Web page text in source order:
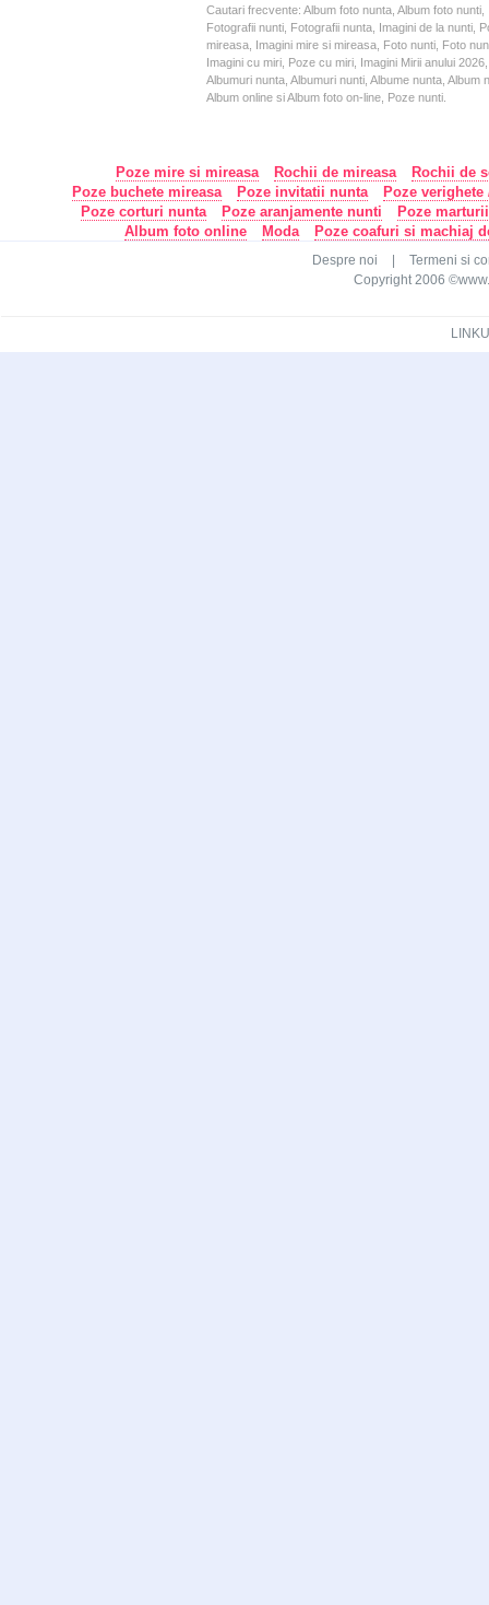
Cautari frecvente: Album foto nunta, Album foto
Fotografii nunti, Fotografii nunta, Imagini de la nunti,
mireasa, Imagini mire si mireasa, Foto nunti, Foto
Imagini cu miri, Poze cu miri, Imagini Mirii anului
Albumuri nunta, Albumuri nunti, Albume nunta,
Album online si Album foto on-line, Poze nunti.
Poze mire si mireasa Rochii de mireasa
Rochii de
Poze buchete mireasa
Poze invitatii nunta
Poze
Poze corturi nunta
Poze aranjamente nunti
Poze
Album foto online
Moda Poze coafuri si machiaj
Despre noi
Termeni si
Copyright 2006